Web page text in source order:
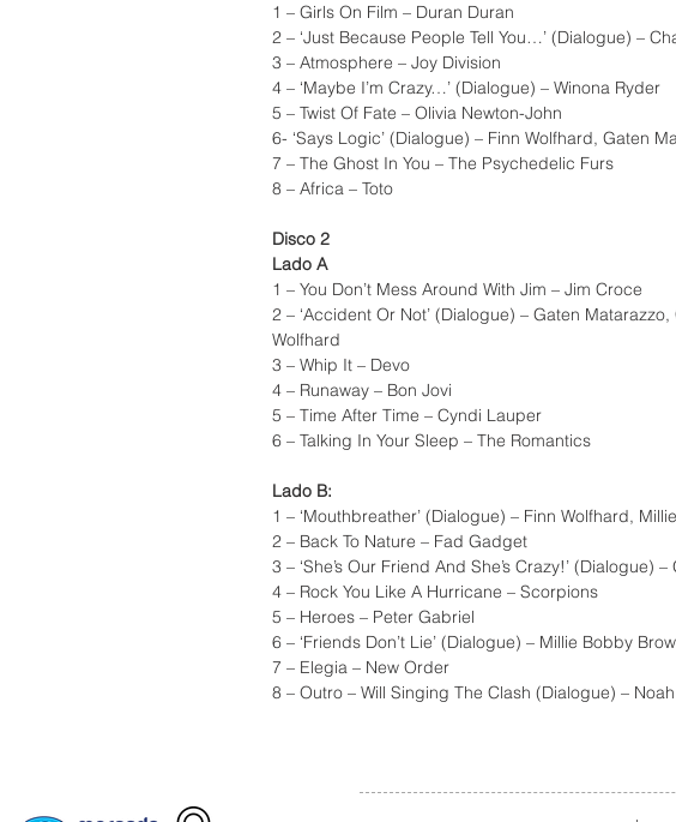
1 – Girls On Film – Duran Duran
2 – ‘Just Because People Tell You…’ (Dialogue) –
3 – Atmosphere – Joy Division
4 – ‘Maybe I’m Crazy…’ (Dialogue) – Winona Ryder
5 – Twist Of Fate – Olivia Newton-John
6- ‘Says Logic’ (Dialogue) – Finn Wolfhard, Gaten
7 – The Ghost In You – The Psychedelic Furs
8 – Africa – Toto
Disco 2
Lado A
1 – You Don’t Mess Around With Jim – Jim Croce
2 – ‘Accident Or Not’ (Dialogue) – Gaten
Wolfhard
3 – Whip It – Devo
4 – Runaway – Bon Jovi
5 – Time After Time – Cyndi Lauper
6 – Talking In Your Sleep – The Romantics
Lado B:
1 – ‘Mouthbreather’ (Dialogue) – Finn Wolfhard,
2 – Back To Nature – Fad Gadget
3 – ‘She’s Our Friend And She’s Crazy!’ (Dialogue)
4 – Rock You Like A Hurricane – Scorpions
5 – Heroes – Peter Gabriel
6 – ‘Friends Don’t Lie’ (Dialogue) – Millie Bobby
7 – Elegia – New Order
8 – Outro – Will Singing The Clash (Dialogue) –